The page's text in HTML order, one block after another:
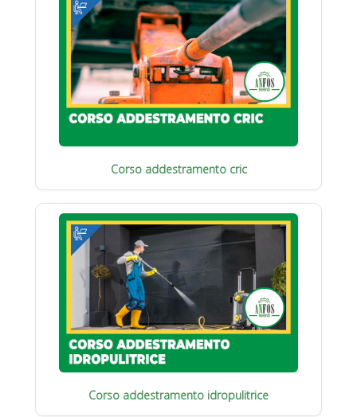
Corso addestramento cric
Corso addestramento idropulitrice